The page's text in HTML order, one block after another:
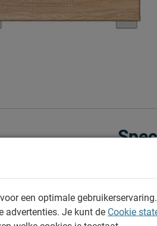
Merk
een optimale
advertenties. Je kunt de Cookie